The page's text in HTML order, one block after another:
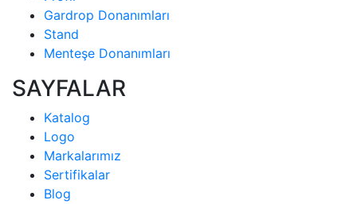
Gardrop Donanımları
Stand
Menteşe Donanımları
SAYFALAR
Katalog
Logo
Markalarımız
Sertifikalar
Blog